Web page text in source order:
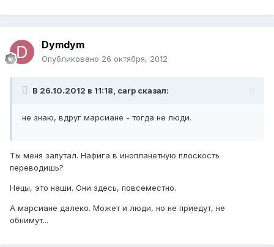
Dymdym
Опубликовано 26 октября, 2012
В 26.10.2012 в 11:18, carp сказал:
не знаю, вдруг марсиане - тогда не люди.
Ты меня запутал. Нафига в инопланетную плоскость
переводишь?
Нецы, это наши. Они здесь, повсеместно.
А марсиане далеко. Может и люди, но не приедут, не
обнимут...